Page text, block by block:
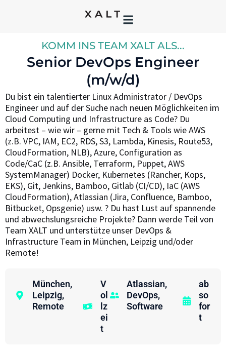
KOMM INS TEAM XALT ALS...
Senior DevOps Engineer
(m/w/d)
Du bist ein talentierter Linux Administrator / DevOps
Engineer und auf der Suche nach neuen Möglichkeiten im
Cloud Computing und Infrastructure as Code? Du
arbeitest – wie wir – gerne mit Tech & Tools wie AWS
(z.B. VPC, IAM, EC2, RDS, S3, Lambda, Kinesis, Route53,
CloudFormation, NLB), Azure, Configuration as
Code/CaC (z.B. Ansible, Terraform, Puppet, AWS
SystemManager) Docker, Kubernetes (Rancher, Kops,
EKS), Git, Jenkins, Bamboo, Gitlab (CI/CD), IaC (AWS
CloudFormation), Atlassian (Jira, Confluence, Bamboo,
Bitbucket, Opsgenie) usw. ? Du hast Lust auf spannende
und abwechslungsreiche Projekte? Dann werde Teil von
Team XALT und unterstütze unser DevOps &
Infrastructure Team in München, Leipzig und/oder
Remote!
München,
Leipzig,
Remote
V
ol
lz
ei
t
Atlassian,
DevOps,
Software
ab
so
for
t